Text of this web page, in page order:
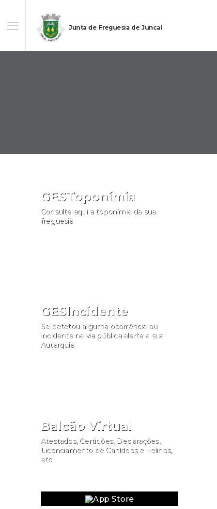
Junta de Freguesia de Juncal
GESToponímia
Consulte aqui a toponímia da sua
freguesia
GESIncidente
Se detetou alguma ocorrência ou
incidente na via pública alerte a sua
Autarquia
Balcão Virtual
Atestados, Certidões, Declarações,
Licenciamento de Canídeos e Felinos,
etc